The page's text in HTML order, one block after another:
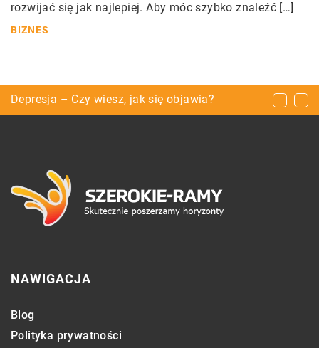
rozwijać się jak najlepiej. Aby móc szybko znaleźć […]
BIZNES
Jaki sprzęt jest niezbędny w okulistyce?
Depresja – Czy wiesz, jak się objawia?
Rachunkowość – jak poprawnie o nią zadbać?
NAWIGACJA
Blog
Polityka prywatności